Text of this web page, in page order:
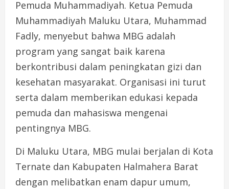
Pemuda Muhammadiyah. Ketua Pemuda
Muhammadiyah Maluku Utara, Muhammad
Fadly, menyebut bahwa MBG adalah
program yang sangat baik karena
berkontribusi dalam peningkatan gizi dan
kesehatan masyarakat. Organisasi ini turut
serta dalam memberikan edukasi kepada
pemuda dan mahasiswa mengenai
pentingnya MBG.
Di Maluku Utara, MBG mulai berjalan di Kota
Ternate dan Kabupaten Halmahera Barat
dengan melibatkan enam dapur umum,